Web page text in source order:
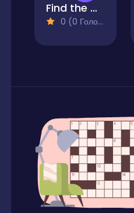
Find the Amount
0 (0 Голосів)